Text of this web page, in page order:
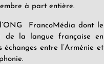
à part entière.
FrancoMédia dont le
de la langue française en
échanges entre l’Arménie et